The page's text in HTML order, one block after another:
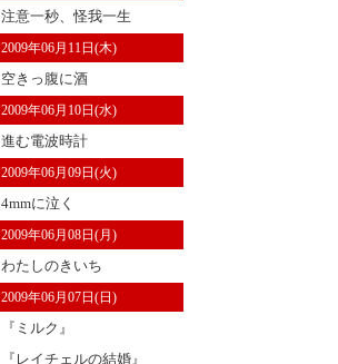
注意一秒、怪我一生
2009年06月11日(木)
空きっ腹に酒
2009年06月10日(水)
進む電波時計
2009年06月09日(火)
4mmに泣く
2009年06月08日(月)
わたしのきいち
2009年06月07日(日)
『ミルク』
『レイチェルの結婚』